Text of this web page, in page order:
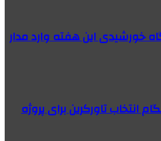
خورشیدی این هفته وارد مدار